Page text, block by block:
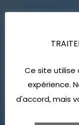
Ce site utilise
expérience.
d'accord, mais